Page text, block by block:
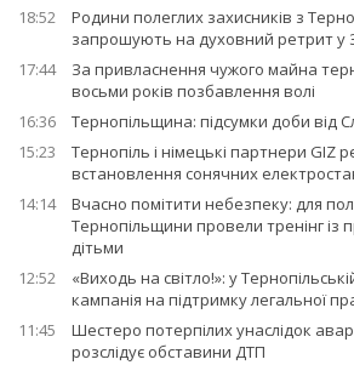
18:52
Родини полеглих захисників з
запрошують на духовний ретрит у
17:44
За привласнення чужого майна
восьми років позбавлення волі
16:36
Тернопільщина: підсумки доби від
15:23
Тернопіль і німецькі партнери GIZ
встановлення сонячних
14:14
Вчасно помітити небезпеку: для
Тернопільщини провели тренінг із
дітьми
12:52
«Виходь на світло!»: у
кампанія на підтримку легальної
11:45
Шестеро потерпілих унаслідок
розслідує обставини ДТП